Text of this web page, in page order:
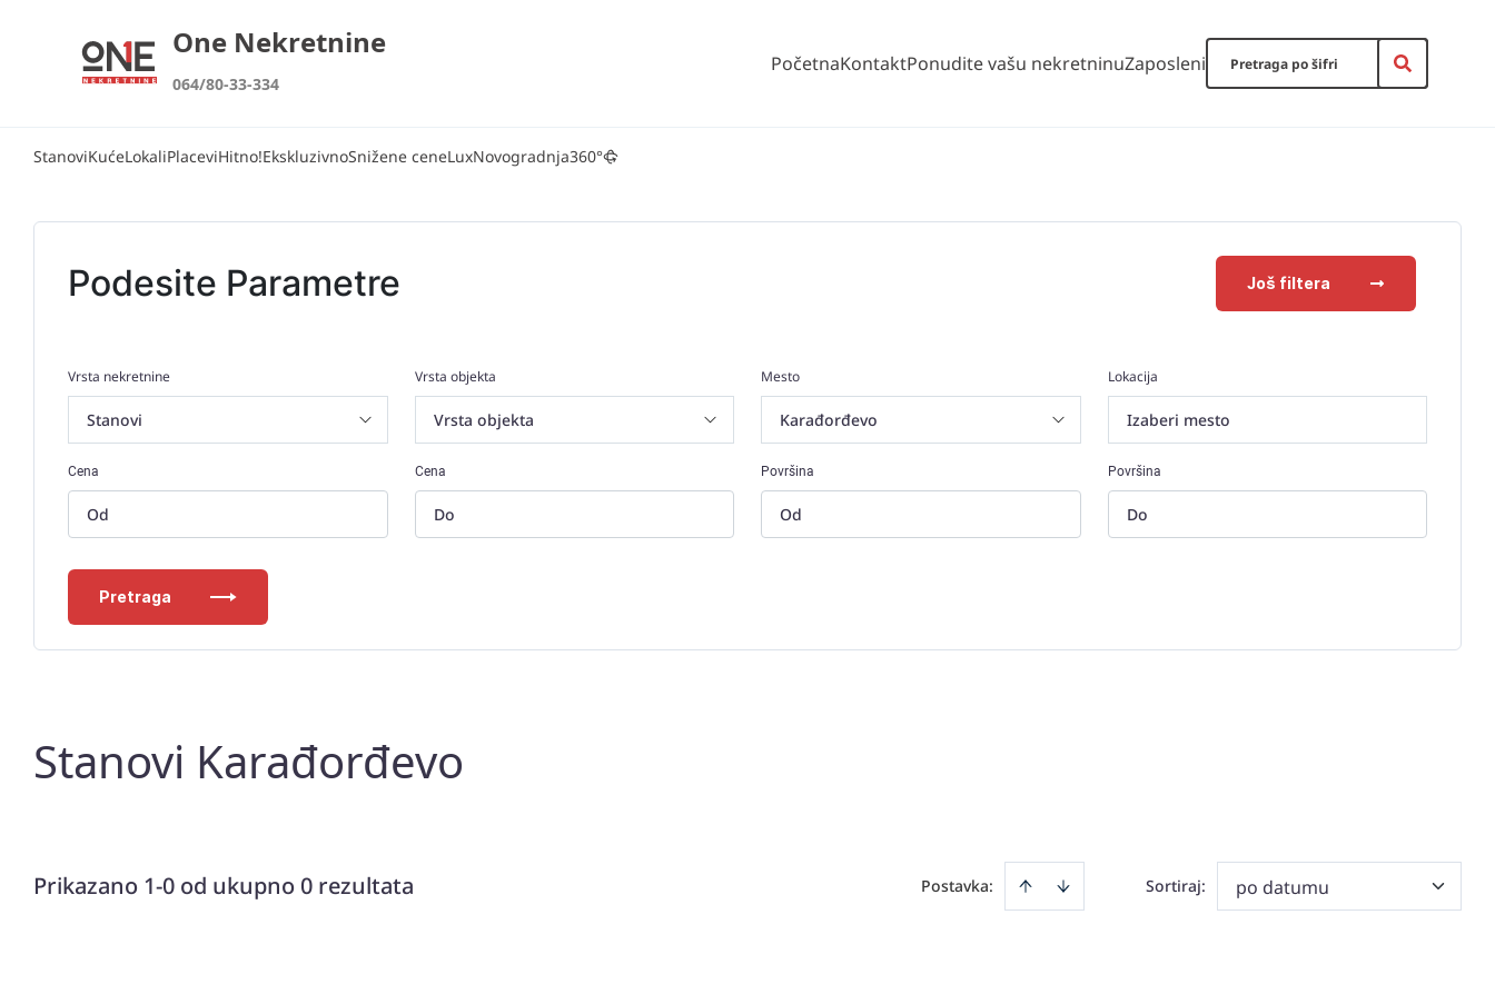
One Nekretnine
064/80-33-334
PočetnaKontaktPonudite vašu nekretninuZaposleni
StanoviKućeLokaliPlaceviHitno!EkskluzivnoSnižene ceneLuxNovogradnja360°
Podesite Parametre Još filtera
Vrsta nekretnine Vrsta objekta Mesto Lokacija
Izaberi mesto
Cena Cena Površina Površina
Pretraga
Stanovi Karađorđevo
Prikazano 1-0 od ukupno 0 rezultata Postavka: Sortiraj: po datumu